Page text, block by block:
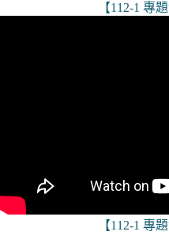
【112-1 專
【112-1 專